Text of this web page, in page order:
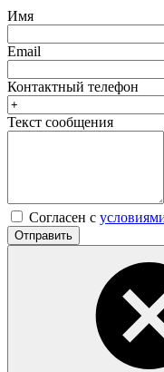
Имя
Email
Контактный телефон
Текст сообщения
Согласен с
Отправить